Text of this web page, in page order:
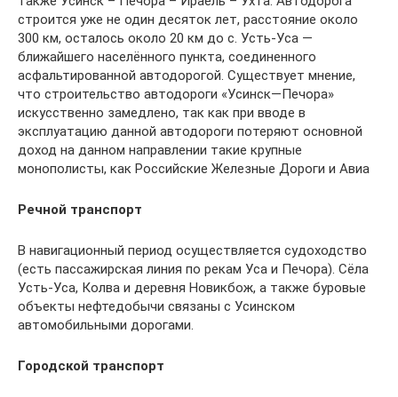
строится уже не один десяток лет, расстояние около
300 км, осталось около 20 км до с. Усть-Уса —
ближайшего населённого пункта, соединенного
асфальтированной автодорогой. Существует мнение,
что строительство автодороги «Усинск—Печора»
искусственно замедлено, так как при вводе в
эксплуатацию данной автодороги потеряют основной
доход на данном направлении такие крупные
монополисты, как Российские Железные Дороги и Авиа
Речной транспорт
В навигационный период осуществляется судоходство
(есть пассажирская линия по рекам Уса и Печора). Сёла
Усть-Уса, Колва и деревня Новикбож, а также буровые
объекты нефтедобычи связаны с Усинском
автомобильными дорогами.
Городской транспорт